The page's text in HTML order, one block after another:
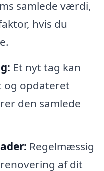
samlede værdi,
hvis du
Et nyt tag kan
og opdateret
den samlede
Regelmæssig
af dit